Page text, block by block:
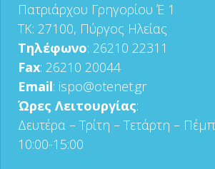
Πατριάρχου Γρηγορίου Έ 1
ΤΚ: 27100, Πύργος Ηλείας
Τηλέφωνο: 26210 22311
Fax: 26210 20044
Email: ispo@otenet.gr
Ώρες Λειτουργίας:
Δευτέρα – Τρίτη – Τετάρτη –
10:00-15:00